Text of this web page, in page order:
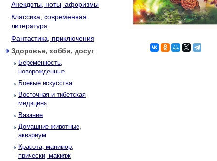
Анекдоты, ноты, афоризмы
Классика, современная
литература
Фантастика, приключения
Здоровье, хобби, досуг
Беременность,
новорожденные
Боевые искусства
Восточная и тибетская
медицина
Вязание
Домашние животные,
аквариум
Красота, маникюр,
прически, макияж